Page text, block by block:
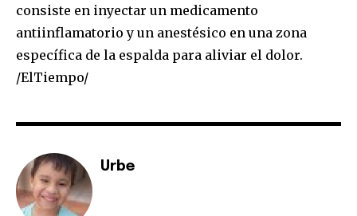
consiste en inyectar un medicamento
antiinflamatorio y un anestésico en una zona
específica de la espalda para aliviar el dolor.
/ElTiempo/
Urbe